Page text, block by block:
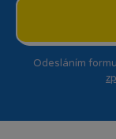
Odesláním